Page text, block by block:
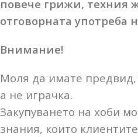
повече грижи, техния
отговорната употреба
Внимание!
Моля да имате
а не играчка.
Закупуването на хоби
знания, които